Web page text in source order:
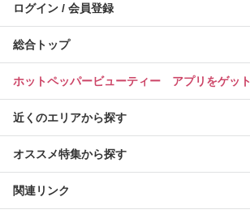
ログイン / 会員登録
総合トップ
ホットペッパービューティー アプリをゲット
近くのエリアから探す
オススメ特集から探す
関連リンク